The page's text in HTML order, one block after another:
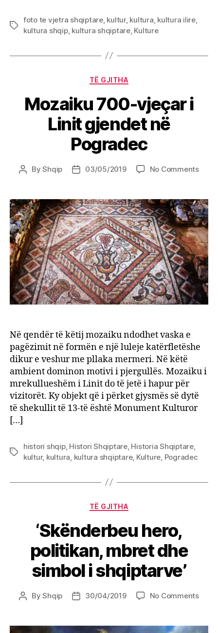
Tags
foto te vjetra shqiptare, kultur, kultura kultura ilire,
kultura shqip, kultura shqiptare, Kulture
Categories
TË GJITHA
Mozaiku 700-vjeçar i
Linit gjendet në
Pogradec
PostByShqip
Post03/05/2019 No Commentson
i
Linit
në
Në qendër të këtij mozaiku ndodhet vaska e
pagëzimit në formën e një luleje katërfletëshe
dikur e veshur me pllaka mermeri. Në këtë
ambient dominon motivi i pjergullës. Mozaiku i
mrekullueshëm i Linit do të jetë i hapur për
vizitorët. Ky objekt që i përket gjysmës së dytë
të shekullit të 13-të është Monument Kulturor
[…]
Tags
histori shqip, Histori Shqiptare, Historia Shqiptare,
kultur, kultura, kultura shqiptare, Kulture, Pogradec
Categories
TË GJITHA
‘Skënderbeu hero,
politikan, mbret dhe
simbol i shqiptarve’
PostByShqip
Post30/04/2019 No Commentson